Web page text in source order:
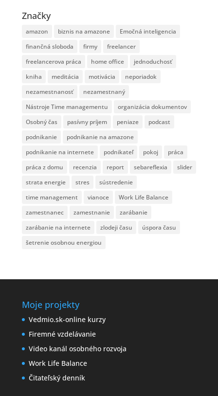
Značky
amazon biznis na amazone
Emočná inteligencia
finančná sloboda
firmy
freelancer
freelancerova práca
home office
jednoduchosť
kniha
meditácia motivácia
neporiadok
nezamestnanosť
nezamestnaný
Nástroje Time managementu
organizácia dokumentov
Osobný čas
pasívny príjem peniaze
podcast
podnikanie
podnikanie na amazone
podnikanie na internete
podnikateľ pokoj
práca
práca z domu
recenzia report sebareflexia
slider
strata energie
stres
sústredenie
time management
vianoce
Work Life Balance
zamestnanec
zamestnanie
zarábanie
zarábanie na internete
zlodeji času
úspora času
šetrenie osobnou energiou
Moje projekty
Vedmio.sk-online kurzy
Firemné vzdelávanie
Video kanál osobného rozvoja
Work Life Balance
Čitateľský denník